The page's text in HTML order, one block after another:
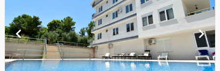
keyboard_arrow_left keyboard_arrow_right